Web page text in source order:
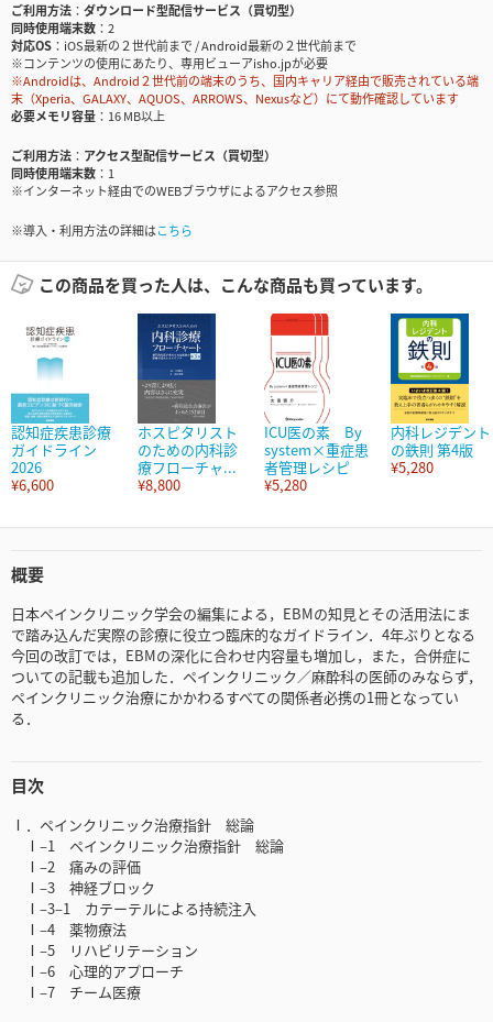
ご利用方法
ダウンロード型配信サービス（買切型）
同時使用端末数
2
対応OS
iOS最新の２世代前まで / Android最新の２世代前まで
※コンテンツの使用にあたり、専用ビューアisho.jpが必要
※Androidは、Android２世代前の端末のうち、国内キャリア経由で販売されている端
末（Xperia、GALAXY、AQUOS、ARROWS、Nexusなど）にて動作確認しています
必要メモリ容量
16 MB以上
ご利用方法
アクセス型配信サービス（買切型）
同時使用端末数
1
※インターネット経由でのWEBブラウザによるアクセス参照
※導入・利用方法の詳細はこちら
この商品を買った人は、こんな商品も買っています。
認知症疾患診療
ガイドライン
2026
¥6,600
ホスピタリスト
のための内科診
療フローチャ...
¥8,800
ICU医の素 By
system×重症患
者管理レシピ
¥5,280
内科レジデント
の鉄則 第4版
¥5,280
概要
日本ペインクリニック学会の編集による，EBMの知見とその活用法にま
で踏み込んだ実際の診療に役立つ臨床的なガイドライン．4年ぶりとなる
今回の改訂では，EBMの深化に合わせ内容量も増加し，また，合併症に
ついての記載も追加した．ペインクリニック／麻酔科の医師のみならず，
ペインクリニック治療にかかわるすべての関係者必携の1冊となってい
る．
目次
Ⅰ．ペインクリニック治療指針 総論
Ⅰ‒1 ペインクリニック治療指針 総論
Ⅰ‒2 痛みの評価
Ⅰ‒3 神経ブロック
Ⅰ‒3‒1 カテーテルによる持続注入
Ⅰ‒4 薬物療法
Ⅰ‒5 リハビリテーション
Ⅰ‒6 心理的アプローチ
Ⅰ‒7 チーム医療